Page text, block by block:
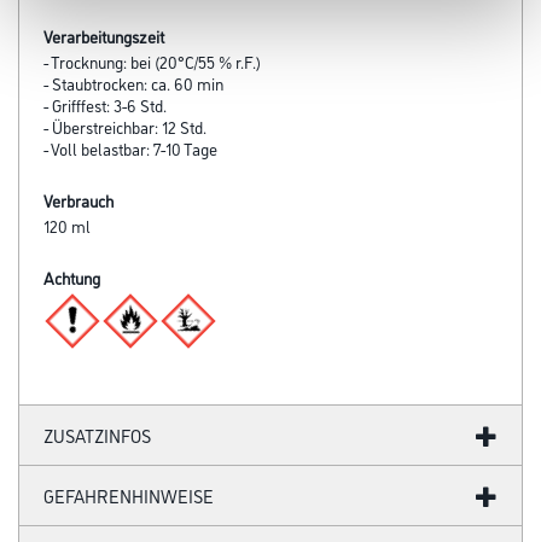
Verarbeitungszeit
- Trocknung: bei (20°C/55 % r.F.)
- Staubtrocken: ca. 60 min
- Grifffest: 3-6 Std.
- Überstreichbar: 12 Std.
- Voll belastbar: 7-10 Tage
Verbrauch
120 ml
Achtung
ZUSATZINFOS
GEFAHRENHINWEISE